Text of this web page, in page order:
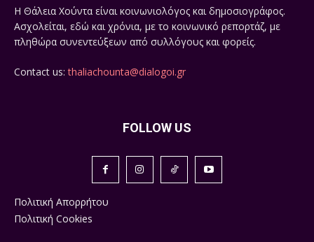
Η Θάλεια Χούντα είναι κοινωνιολόγος και δημοσιογράφος.
Ασχολείται, εδώ και χρόνια, με το κοινωνικό ρεπορτάζ, με
πληθώρα συνεντεύξεων από συλλόγους και φορείς.
Contact us:thaliachounta@dialogoi.gr
FOLLOW US
Πολιτική Απορρήτου
Πολιτική Cookies